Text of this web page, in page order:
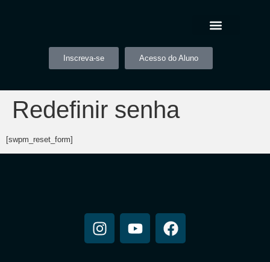
Inscreva-se Acesso do Aluno
Redefinir senha
[swpm_reset_form]